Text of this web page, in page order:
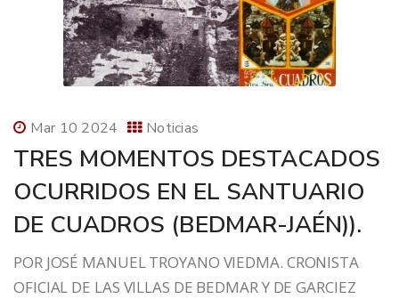
Mar 10 2024 Noticias
TRES MOMENTOS DESTACADOS
OCURRIDOS EN EL SANTUARIO
DE CUADROS (BEDMAR-JAÉN)).
POR JOSÉ MANUEL TROYANO VIEDMA. CRONISTA
OFICIAL DE LAS VILLAS DE BEDMAR Y DE GARCIEZ